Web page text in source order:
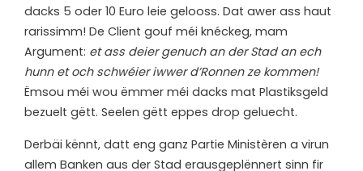
dacks 5 oder 10 Euro leie gelooss. Dat awer ass haut
rarissimm! De Client gouf méi knéckeg, mam
Argument: et ass deier genuch an der Stad an ech
hunn et och schwéier iwwer d’Ronnen ze kommen!
Ëmsou méi wou ëmmer méi dacks mat Plastiksgeld
bezuelt gëtt. Seelen gëtt eppes drop geluecht.
Derbäi kënnt, datt eng ganz Partie Ministèren a virun
allem Banken aus der Stad erausgeplënnert sinn fir